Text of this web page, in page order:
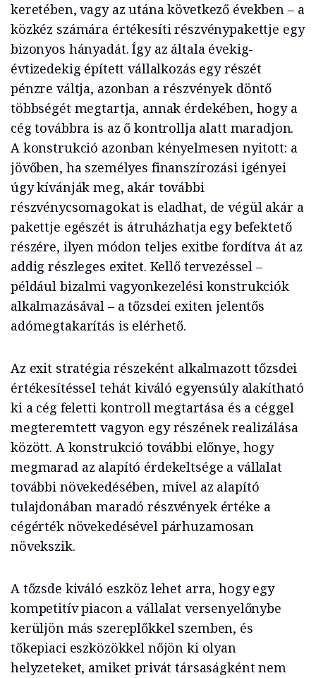
keretében, vagy az utána következő években – a
közkéz számára értékesíti részvénypakettje egy
bizonyos hányadát. Így az általa évekig-
évtizedekig épített vállalkozás egy részét
pénzre váltja, azonban a részvények döntő
többségét megtartja, annak érdekében, hogy a
cég továbbra is az ő kontrollja alatt maradjon.
A konstrukció azonban kényelmesen nyitott: a
jövőben, ha személyes finanszírozási igényei
úgy kívánják meg, akár további
részvénycsomagokat is eladhat, de végül akár a
pakettje egészét is átruházhatja egy befektető
részére, ilyen módon teljes exitbe fordítva át az
addig részleges exitet. Kellő tervezéssel –
például bizalmi vagyonkezelési konstrukciók
alkalmazásával – a tőzsdei exiten jelentős
adómegtakarítás is elérhető.
Az exit stratégia részeként alkalmazott tőzsdei
értékesítéssel tehát kiváló egyensúly alakítható
ki a cég feletti kontroll megtartása és a céggel
megteremtett vagyon egy részének realizálása
között. A konstrukció további előnye, hogy
megmarad az alapító érdekeltsége a vállalat
további növekedésében, mivel az alapító
tulajdonában maradó részvények értéke a
cégérték növekedésével párhuzamosan
növekszik.
A tőzsde kiváló eszköz lehet arra, hogy egy
kompetitív piacon a vállalat versenyelőnybe
kerüljön más szereplőkkel szemben, és
tőkepiaci eszközökkel nőjön ki olyan
helyzeteket, amiket privát társaságként nem